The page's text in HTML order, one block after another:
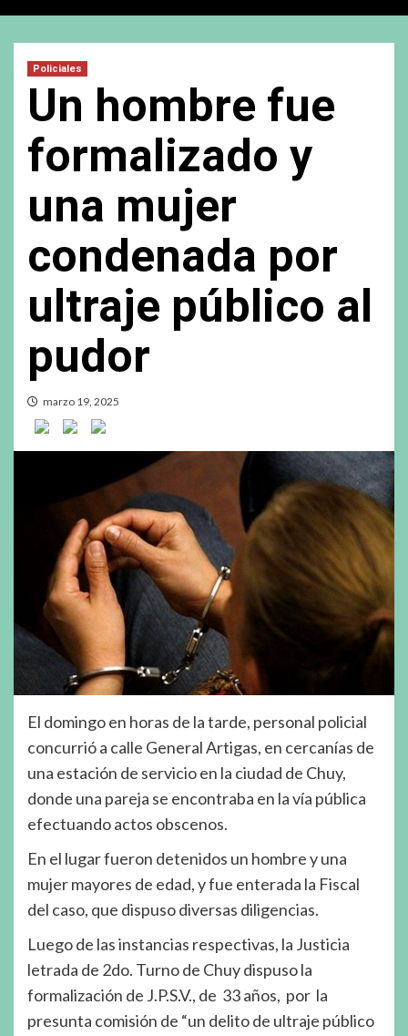
Policiales
Un hombre fue
formalizado y
una mujer
condenada por
ultraje público al
pudor
marzo 19, 2025
El domingo en horas de la tarde, personal policial
concurrió a calle General Artigas, en cercanías de
una estación de servicio en la ciudad de Chuy,
donde una pareja se encontraba en la vía pública
efectuando actos obscenos.
En el lugar fueron detenidos un hombre y una
mujer mayores de edad, y fue enterada la Fiscal
del caso, que dispuso diversas diligencias.
Luego de las instancias respectivas, la Justicia
letrada de 2do. Turno de Chuy dispuso la
formalización de J.P.S.V., de 33 años, por la
presunta comisión de “un delito de ultraje público